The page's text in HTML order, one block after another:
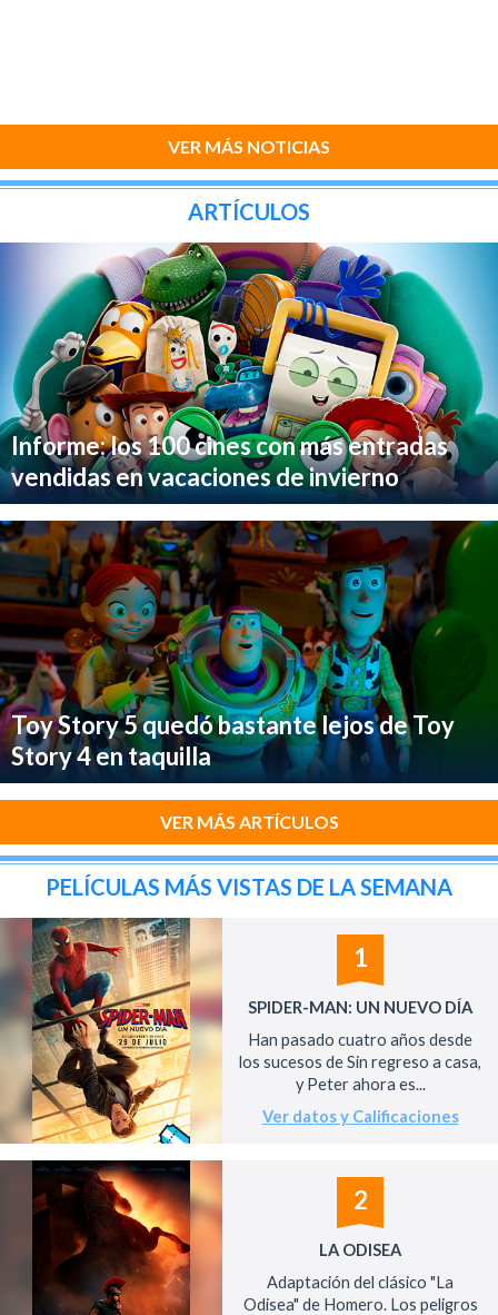
VER MÁS NOTICIAS
ARTÍCULOS
Informe: los 100 cines con más entradas
vendidas en vacaciones de invierno
Toy Story 5 quedó bastante lejos de Toy
Story 4 en taquilla
VER MÁS ARTÍCULOS
PELÍCULAS MÁS VISTAS DE LA SEMANA
1
SPIDER-MAN: UN NUEVO DÍA
Han pasado cuatro años desde
los sucesos de Sin regreso a casa,
y Peter ahora es...
Ver datos y Calificaciones
2
LA ODISEA
Adaptación del clásico "La
Odisea" de Homero. Los peligros